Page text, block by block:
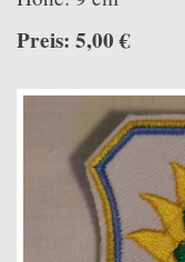
Downloads
Intern
Preis: 5,00 €